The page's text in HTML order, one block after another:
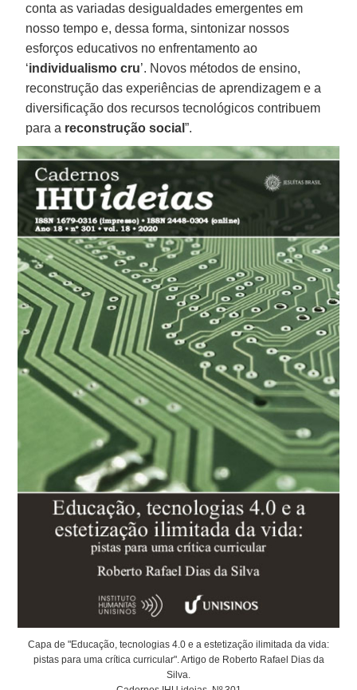
conta as variadas desigualdades emergentes em
nosso tempo e, dessa forma, sintonizar nossos
esforços educativos no enfrentamento ao
‘individualismo cru’. Novos métodos de ensino,
reconstrução das experiências de aprendizagem e a
diversificação dos recursos tecnológicos contribuem
para a reconstrução social”.
Capa de "Educação, tecnologias 4.0 e a estetização ilimitada da vida:
pistas para uma crítica curricular". Artigo de Roberto Rafael Dias da
Silva.